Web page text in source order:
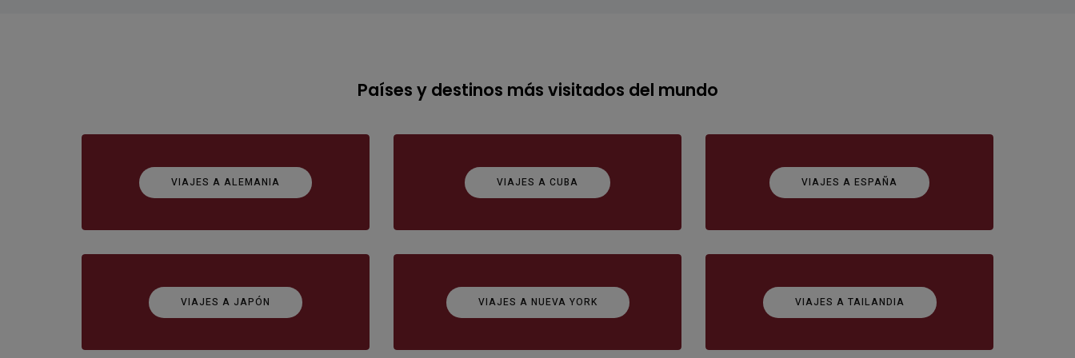
Países y destinos más visitados del mundo
VIAJES A ALEMANIA VIAJES A CUBA VIAJES A ESPAÑA
VIAJES A JAPÓN VIAJES A NUEVA YORK VIAJES A TAILANDIA